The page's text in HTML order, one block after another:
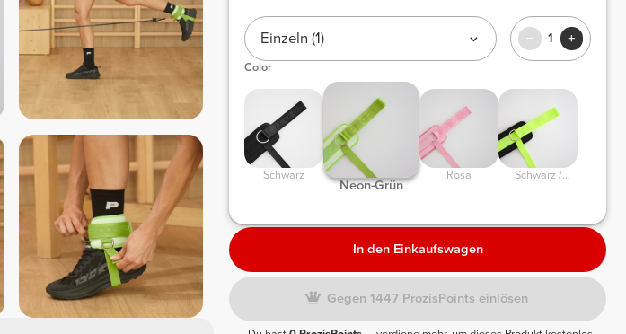
Einzeln (1) 1
Color
Schwarz
Neon-Grün
Rosa
Schwarz /
In den Einkaufswagen
Gegen 1447 ProzisPoints einlösen